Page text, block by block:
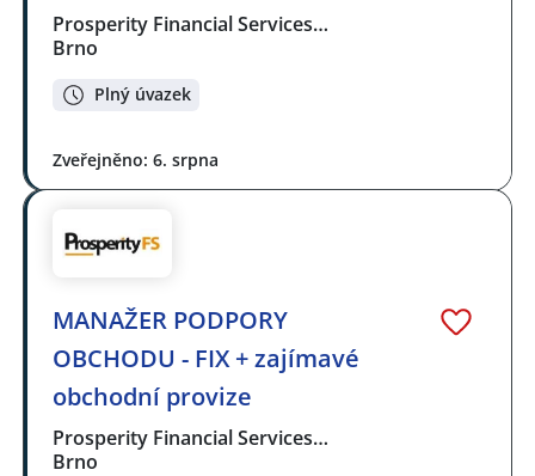
Prosperity Financial Services…
Brno
Plný úvazek
Zveřejněno: 6. srpna
MANAŽER PODPORY
OBCHODU - FIX + zajímavé
obchodní provize
Prosperity Financial Services…
Brno